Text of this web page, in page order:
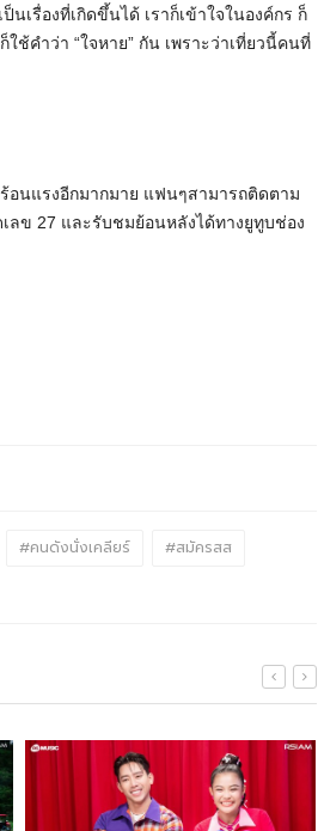
เรื่องที่เกิดขึ้นได้ เราก็เข้าใจในองค์กร ก็
ช้คำว่า “ใจหาย” กัน เพราะว่าเที่ยวนี้คนที่
อนแรงอีกมากมาย แฟนๆสามารถติดตาม
ลข 27 และรับชมย้อนหลังได้ทางยูทูบช่อง
#คนดังนั่งเคลียร์
#สมัครสส